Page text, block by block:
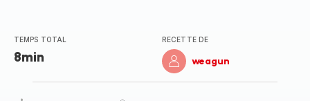
TEMPS TOTAL
8min
RECETTE DE
weagun